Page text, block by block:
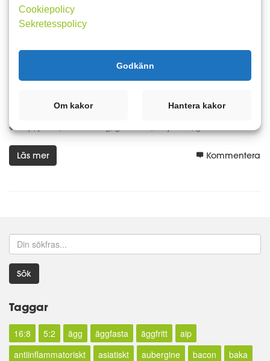
Äpple och banangröt
zucchini och kokosmjölk. Gröten är fri från gluten, mejeriprodukter
och passar dig som äter paleo eller AIP-kost Du som är
plusmedlem hittar även receptet
Läs mer Kommentera
Sök
Taggar
16:8 5:2 ägg äggfasta äggfritt
aip
antiinflammatoriskt
asiatiskt aubergine bacon
baka
Cookiepolicy
Sekretesspolicy
Godkänn
Om kakor Hantera kakor